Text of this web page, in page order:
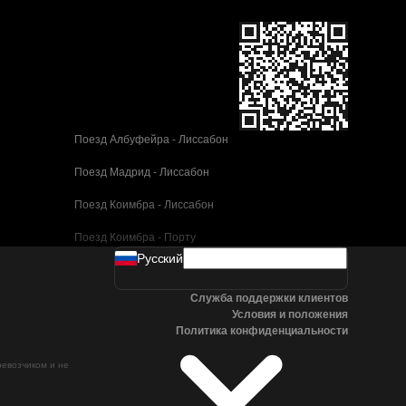
Поезд Албуфейра - Лиссабон
Поезд Мадрид - Лиссабон
Поезд Коимбра - Лиссабон
Поезд Коимбра - Порту
Поезд Валенсия - Барселона
Поезд Севилья - Барселона
Поезд Малага - Барселона
Поезд Малага - Мадрид
и не
Pусский
Служба поддержки клиентов
Условия и положения
Политика конфиденциальности